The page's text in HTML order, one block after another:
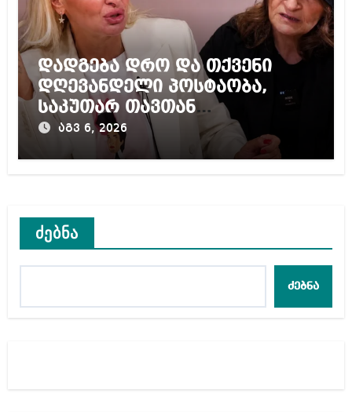
დადგება დრო და თქვენი
დღევანდელი პოსტაობა,
საკუთარ თავთან
შეგარცხვენთ – ეკა კუპატაძე
ნანუკა ჟორჟოლიანს
აგვ 6, 2026
ძებნა
ძებნა